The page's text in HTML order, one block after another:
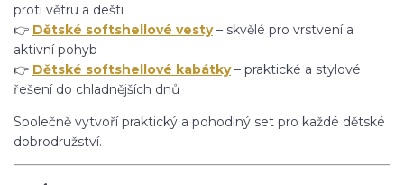
proti větru a dešti
👉 Dětské softshellové vesty– skvělé pro vrstvení a
aktivní pohyb
👉 Dětské softshellové kabátky– praktické a stylové
řešení do chladnějších dnů
Společně vytvoří praktický a pohodlný set pro každé dětské
dobrodružství.